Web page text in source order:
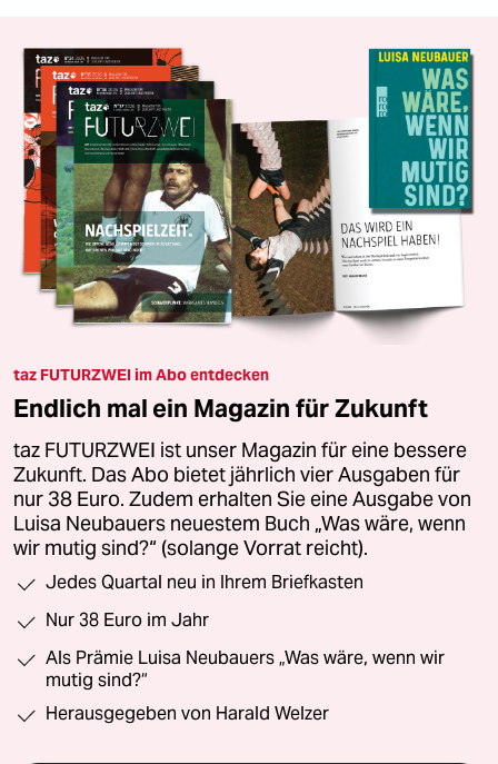
taz FUTURZWEI im Abo entdecken
Endlich mal ein Magazin für Zukunft
taz FUTURZWEI ist unser Magazin für eine bessere
Zukunft. Das Abo bietet jährlich vier Ausgaben für
nur 38 Euro. Zudem erhalten Sie eine Ausgabe von
Luisa Neubauers neuestem Buch „Was wäre, wenn
wir mutig sind?“ (solange Vorrat reicht).
Jedes Quartal neu in Ihrem Briefkasten
Nur 38 Euro im Jahr
Als Prämie Luisa Neubauers „Was wäre, wenn wir
mutig sind?“
Herausgegeben von Harald Welzer